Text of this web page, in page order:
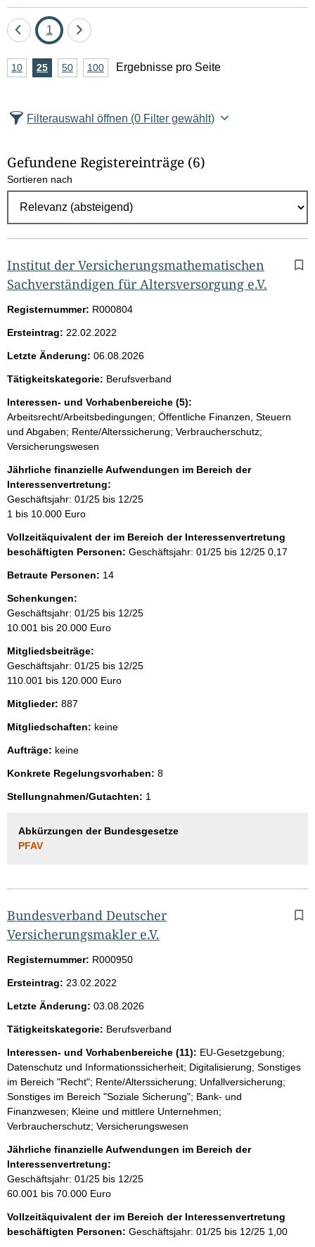
Eine
zurück
Seite
1
Eine
vor
A
z
l
E
g
e
b
n
i
e
p
r
o
S
i
t
e
10Ergebnisse
25Ergebnisse
50Ergebnisse
100Ergebnisse
Ergebnisse pro Seite
Filterauswahl öffnen (0 Filter gewählt)
Gefundene Registereinträge (6)
Sortieren nach
Institut der Versicherungsmathematischen
Sachverständigen für Altersversorgung e.V.
Registernummer: R000804
Ersteintrag: 22.02.2022
Letzte Änderung: 06.08.2026
Tätigkeitskategorie: Berufsverband
Interessen- und Vorhabenbereiche (5):
Arbeitsrecht/Arbeitsbedingungen; Öffentliche Finanzen, Steuern
und Abgaben; Rente/Alterssicherung; Verbraucherschutz;
Versicherungswesen
Jährliche finanzielle Aufwendungen im Bereich der
Interessenvertretung:
Geschäftsjahr: 01/25 bis 12/25
1 bis 10.000 Euro
Vollzeitäquivalent der im Bereich der Interessenvertretung
beschäftigten Personen: Geschäftsjahr: 01/25 bis 12/25 0,17
Betraute Personen: 14
Schenkungen:
Geschäftsjahr: 01/25 bis 12/25
10.001 bis 20.000 Euro
Mitgliedsbeiträge:
Geschäftsjahr: 01/25 bis 12/25
110.001 bis 120.000 Euro
Mitglieder: 887
Mitgliedschaften: keine
Aufträge: keine
Konkrete Regelungsvorhaben: 8
Stellungnahmen/Gutachten: 1
Abkürzungen der Bundesgesetze
PFAV
Bundesverband Deutscher
Versicherungsmakler e.V.
Registernummer: R000950
Ersteintrag: 23.02.2022
Letzte Änderung: 03.08.2026
Tätigkeitskategorie: Berufsverband
Interessen- und Vorhabenbereiche (11): EU-Gesetzgebung;
Datenschutz und Informationssicherheit; Digitalisierung; Sonstiges
im Bereich "Recht"; Rente/Alterssicherung; Unfallversicherung;
Sonstiges im Bereich "Soziale Sicherung"; Bank- und
Finanzwesen; Kleine und mittlere Unternehmen;
Verbraucherschutz; Versicherungswesen
Jährliche finanzielle Aufwendungen im Bereich der
Interessenvertretung:
Geschäftsjahr: 01/25 bis 12/25
60.001 bis 70.000 Euro
Vollzeitäquivalent der im Bereich der Interessenvertretung
beschäftigten Personen: Geschäftsjahr: 01/25 bis 12/25 1,00